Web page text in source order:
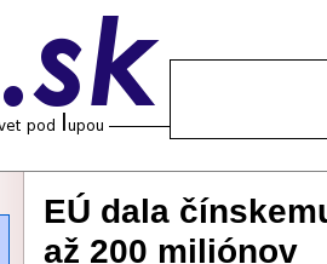
EÚ dala
až 200 miliónov